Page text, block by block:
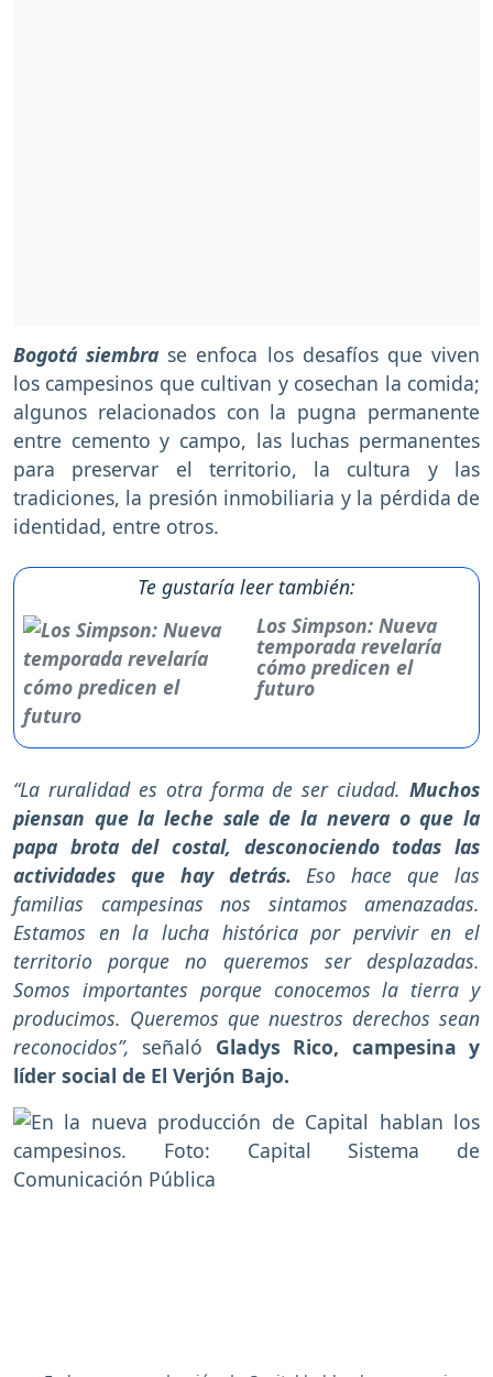
Bogotá siembra se enfoca los desafíos que viven
los campesinos que cultivan y cosechan la comida;
algunos relacionados con la pugna permanente
entre cemento y campo, las luchas permanentes
para preservar el territorio, la cultura y las
tradiciones, la presión inmobiliaria y la pérdida de
identidad, entre otros.
Te gustaría leer también:
Los Simpson: Nueva
temporada revelaría
cómo predicen el
futuro
“La ruralidad es otra forma de ser ciudad. Muchos
piensan que la leche sale de la nevera o que la
papa brota del costal, desconociendo todas las
actividades que hay detrás.Eso hace que las
familias campesinas nos sintamos amenazadas.
Estamos en la lucha histórica por pervivir en el
territorio porque no queremos ser desplazadas.
Somos importantes porque conocemos la tierra y
producimos. Queremos que nuestros derechos sean
reconocidos”, señaló Gladys Rico, campesina y
líder social de El Verjón Bajo.